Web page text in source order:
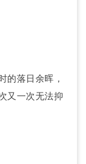
的落日余晖，
又一次无法抑